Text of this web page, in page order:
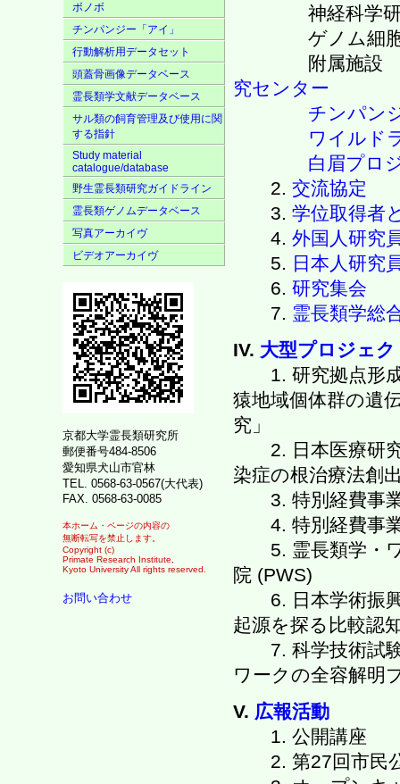
ボノボ
チンパンジー「アイ」
行動解析用データセット
頭蓋骨画像データベース
霊長類学文献データベース
サル類の飼育管理及び使用に関
する指針
Study material
catalogue/database
野生霊長類研究ガイドライン
霊長類ゲノムデータベース
写真アーカイヴ
ビデオアーカイヴ
京都大学霊長類研究所
郵便番号484-8506
愛知県犬山市官林
TEL. 0568-63-0567(大代表)
FAX. 0568-63-0085
本ホーム・ページの内容の
無断転写を禁止します。
Copyright (c)
Primate Research Institute,
Kyoto University All rights reserved.
お問い合わせ
神経科学研
ゲノム細胞
附属施
究センター
チンパン
ワイルド
白眉プロ
2. 交流協定
3. 学位取得者
4. 外国人研究
5. 日本人研究
6. 研究集会
7. 霊長類学総
IV. 大型プロジェク
1. 研究拠点形成
猿地域個体群の遺
究」
2. 日本医療研究
染症の根治療法創
3. 特別経費事業
4. 特別経費事業
5. 霊長類学・ワ
院 (PWS)
6. 日本学術振興
起源を探る比較認
7. 科学技術試験
ワークの全容解明
V. 広報活動
1. 公開講座
2. 第27回市民